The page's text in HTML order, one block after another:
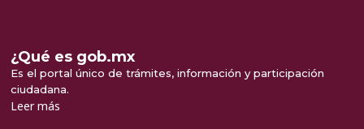
¿Qué es gob.mx
Es el portal único de trámites, información y participación
ciudadana.
Leer más